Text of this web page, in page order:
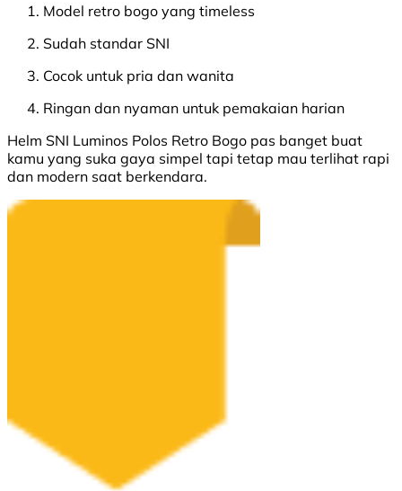
Model retro bogo yang timeless
Sudah standar SNI
Cocok untuk pria dan wanita
Ringan dan nyaman untuk pemakaian harian
Helm SNI Luminos Polos Retro Bogo pas banget buat
kamu yang suka gaya simpel tapi tetap mau terlihat rapi
dan modern saat berkendara.